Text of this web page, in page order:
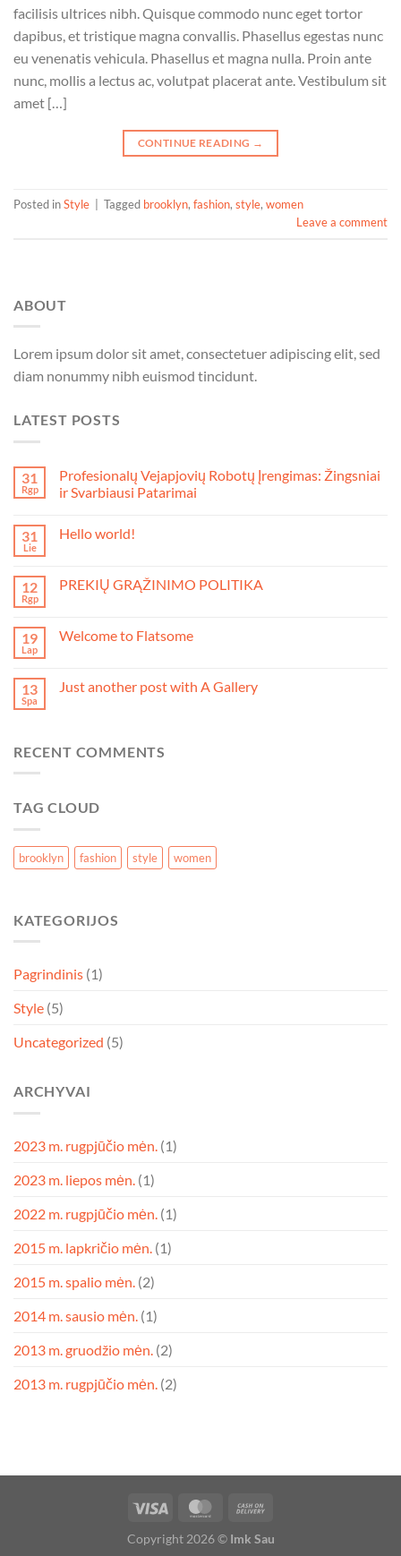
facilisis ultrices nibh. Quisque commodo nunc eget tortor
dapibus, et tristique magna convallis. Phasellus egestas nunc
eu venenatis vehicula. Phasellus et magna nulla. Proin ante
nunc, mollis a lectus ac, volutpat placerat ante. Vestibulum sit
amet […]
CONTINUE READING →
Posted inStyle Tagged brooklyn, fashion, style, women
Leave a comment
ABOUT
Lorem ipsum dolor sit amet, consectetuer adipiscing elit, sed
diam nonummy nibh euismod tincidunt.
LATEST POSTS
31
Rgp
Profesionalų Vejapjovių Robotų Įrengimas: Žingsniai
ir Svarbiausi Patarimai
31
Lie
Hello world!
12
Rgp
PREKIŲ GRĄŽINIMO POLITIKA
19
Lap
Welcome to Flatsome
13
Spa
Just another post with A Gallery
RECENT COMMENTS
TAG CLOUD
brooklyn fashion style women
KATEGORIJOS
Pagrindinis (1)
Style (5)
Uncategorized (5)
ARCHYVAI
2023 m. rugpjūčio mėn. (1)
2023 m. liepos mėn. (1)
2022 m. rugpjūčio mėn. (1)
2015 m. lapkričio mėn. (1)
2015 m. spalio mėn. (2)
2014 m. sausio mėn. (1)
2013 m. gruodžio mėn. (2)
2013 m. rugpjūčio mėn. (2)
Copyright 2026 © Imk Sau